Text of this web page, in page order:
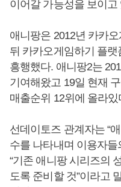
이어갈 가능성을 보이고
애니팡은 2012년 카카
뒤 카카오게임하기 플랫
흥행했다. 애니팡2는
기여해왔고 19일 현재
매출순위 12위에 올라있
선데이토즈 관계자는 “
수를 나타내며 이용자들
“기존 애니팡 시리즈의
도록 준비할 것”이라고